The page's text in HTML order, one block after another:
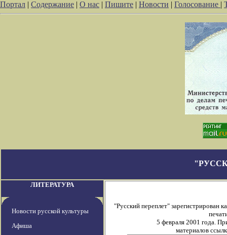
Портал | Содержание | О нас | Пишите | Новости | Голосование |
ЛИТЕРАТУРА
Новости русской культуры
Афиша
"Русский переплет" зарегистрирован
5 февраля 2001 года.
материалов